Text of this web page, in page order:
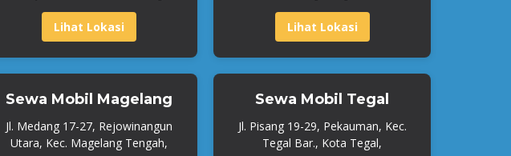
Lihat Lokasi Lihat Lokasi
Sewa Mobil Magelang
Jl. Medang 17-27, Rejowinangun
Utara, Kec. Magelang Tengah,
Sewa Mobil Tegal
Jl. Pisang 19-29, Pekauman, Kec.
Tegal Bar., Kota Tegal,